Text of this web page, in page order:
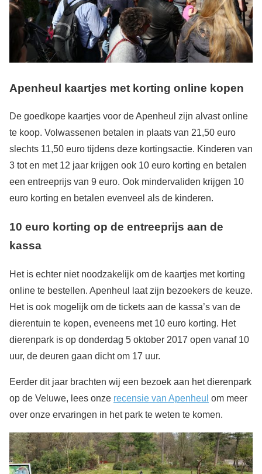
Apenheul kaartjes met korting online kopen
De goedkope kaartjes voor de Apenheul zijn alvast online
te koop. Volwassenen betalen in plaats van 21,50 euro
slechts 11,50 euro tijdens deze kortingsactie. Kinderen van
3 tot en met 12 jaar krijgen ook 10 euro korting en betalen
een entreeprijs van 9 euro. Ook mindervaliden krijgen 10
euro korting en betalen evenveel als de kinderen.
10 euro korting op de entreeprijs aan de
kassa
Het is echter niet noodzakelijk om de kaartjes met korting
online te bestellen. Apenheul laat zijn bezoekers de keuze.
Het is ook mogelijk om de tickets aan de kassa’s van de
dierentuin te kopen, eveneens met 10 euro korting. Het
dierenpark is op donderdag 5 oktober 2017 open vanaf 10
uur, de deuren gaan dicht om 17 uur.
Eerder dit jaar brachten wij een bezoek aan het dierenpark
op de Veluwe, lees onze recensie van Apenheul om meer
over onze ervaringen in het park te weten te komen.